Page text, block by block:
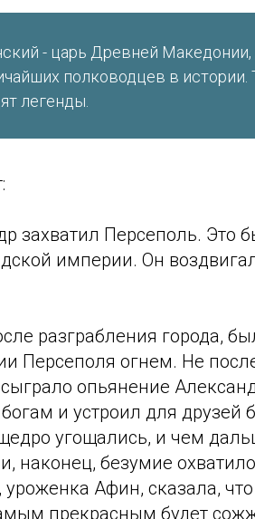
- царь Древней Македонии,
полководцев в истории.
легенды.
захватил Персеполь. Это
империи. Он
разграбления города,
Персеполя огнем. Не
опьянение
и устроил для друзей
угощались, и чем
наконец, безумие
уроженка Афин, сказала,
прекрасным будет